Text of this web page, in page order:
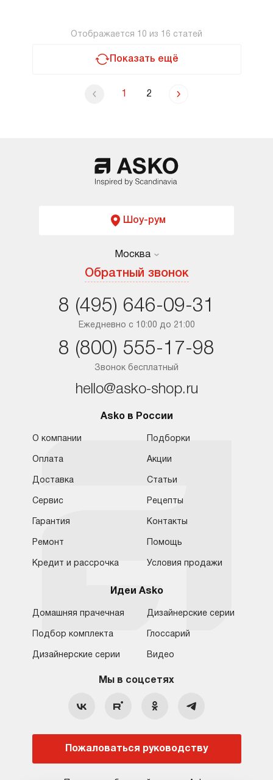
Москва
Москва
Краснодар
8 (800) 555-17-98 8 (495) 646-09-31
hello@asko-shop.ru
О компании Ремонт
Отображается 10 из 16 статей
Показать ещё
1 2
Шоу-рум
Москва
Обратный звонок
Москва
Ростов-на-Дону
Ежедневно с 10:00 до 21:00
8 (495) 646-09-31
Звонок бесплатный
8 (800) 555-17-98
hello@asko-shop.ru
Asko в России
О компании
Оплата
Доставка
Сервис
Гарантия
Ремонт
Кредит и рассрочка
Подборки
Акции
Статьи
Рецепты
Контакты
Помощь
Условия продажи
Идеи Asko
Домашняя прачечная
Подбор комплекта
Дизайнерские серии
Дизайнерские серии
Глоссарий
Видео
Мы в соцсетях
Пожаловаться руководству